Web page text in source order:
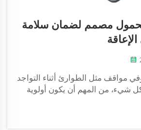
مصمم لضمان سلامة
مواقف مثل الطوارئ أثناء التواجد
شيء، من المهم أن يكون أولوية
بالنسبة للأشخاص ذوي
مثل هذه الأحداث قد يستغرق وقتًا